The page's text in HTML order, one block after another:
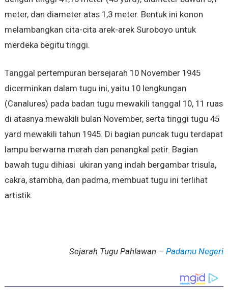
meter, dan diameter atas 1,3 meter. Bentuk ini konon
melambangkan cita-cita arek-arek Suroboyo untuk
merdeka begitu tinggi.
Tanggal pertempuran bersejarah 10 November 1945
dicerminkan dalam tugu ini, yaitu 10 lengkungan
(Canalures) pada badan tugu mewakili tanggal 10, 11 ruas
di atasnya mewakili bulan November, serta tinggi tugu 45
yard mewakili tahun 1945. Di bagian puncak tugu terdapat
lampu berwarna merah dan penangkal petir. Bagian
bawah tugu dihiasi ukiran yang indah bergambar trisula,
cakra, stambha, dan padma, membuat tugu ini terlihat
artistik.
Sejarah Tugu Pahlawan –Padamu Negeri